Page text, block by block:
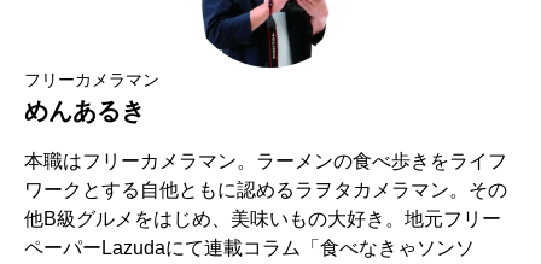
フリーカメラマン
めんあるき
本職はフリーカメラマン。ラーメンの食べ歩きをライフ
ワークとする自他ともに認めるラヲタカメラマン。その
他B級グルメをはじめ、美味いもの大好き。地元フリー
ペーパーLazudaにて連載コラム「食べなきゃソンソ